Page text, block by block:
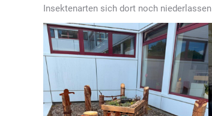
Insektenarten sich dort noch niederlassen